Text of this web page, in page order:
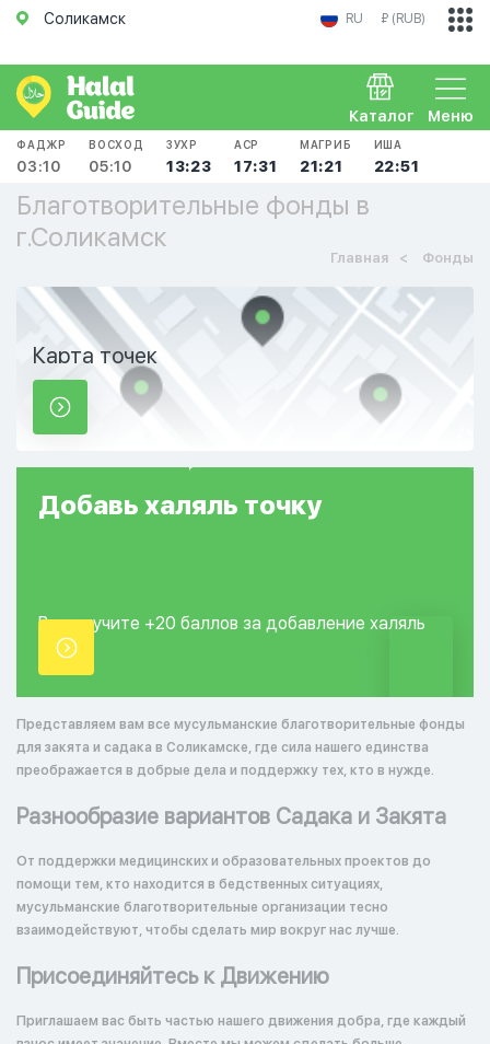
Соликамск RU ₽ (RUB)
Меню
Каталог
ФАДЖР
03:10
ВОСХОД
05:10
ЗУХР
13:23
АСР
17:31
МАГРИБ
21:21
ИША
22:51
Благотворительные фонды в
г.Соликамск
Главная Фонды
Карта точек
Добавь халяль точку
Вы получите +20 баллов за добавление халяль
точки.
Представляем вам все мусульманские благотворительные фонды
для закята и садака в Соликамске, где сила нашего единства
преображается в добрые дела и поддержку тех, кто в нужде.
Разнообразие вариантов Садака и Закята
От поддержки медицинских и образовательных проектов до
помощи тем, кто находится в бедственных ситуациях,
мусульманские благотворительные организации тесно
взаимодействуют, чтобы сделать мир вокруг нас лучше.
Присоединяйтесь к Движению
Приглашаем вас быть частью нашего движения добра, где каждый